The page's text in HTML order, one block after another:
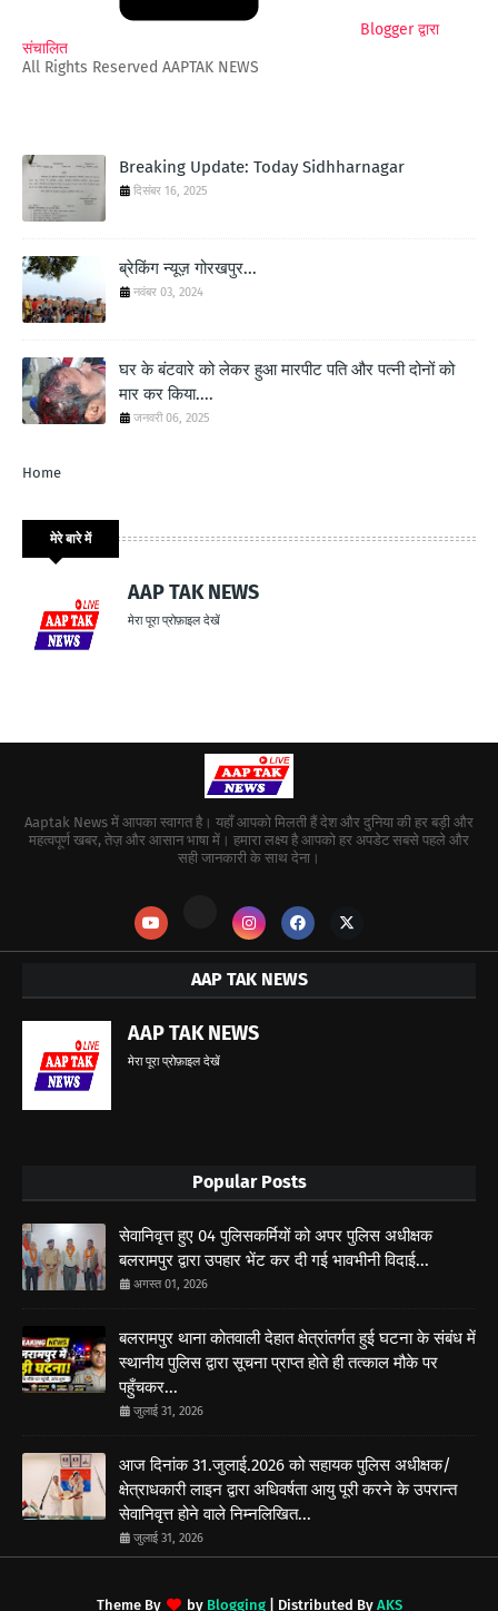
Blogger द्वारा
संचालित
All Rights Reserved AAPTAK NEWS
Breaking Update: Today Sidhharnagar
दिसंबर 16, 2025
ब्रेकिंग न्यूज़ गोरखपुर...
नवंबर 03, 2024
घर के बंटवारे को लेकर हुआ मारपीट पति और पत्नी दोनों को
मार कर किया....
जनवरी 06, 2025
Home
मेरे बारे में
AAP TAK NEWS
मेरा पूरा प्रोफ़ाइल देखें
Aaptak News में आपका स्वागत है। यहाँ आपको मिलती हैं देश और दुनिया की हर बड़ी और
महत्वपूर्ण खबर, तेज़ और आसान भाषा में। हमारा लक्ष्य है आपको हर अपडेट सबसे पहले और
सही जानकारी के साथ देना।
AAP TAK NEWS
AAP TAK NEWS
मेरा पूरा प्रोफ़ाइल देखें
Popular Posts
सेवानिवृत्त हुए 04 पुलिसकर्मियों को अपर पुलिस अधीक्षक
बलरामपुर द्वारा उपहार भेंट कर दी गई भावभीनी विदाई...
अगस्त 01, 2026
बलरामपुर थाना कोतवाली देहात क्षेत्रांतर्गत हुई घटना के संबंध में
स्थानीय पुलिस द्वारा सूचना प्राप्त होते ही तत्काल मौके पर
पहुँचकर...
जुलाई 31, 2026
आज दिनांक 31.जुलाई.2026 को सहायक पुलिस अधीक्षक/
क्षेत्राधकारी लाइन द्वारा अधिवर्षता आयु पूरी करने के उपरान्त
सेवानिवृत्त होने वाले निम्नलिखित...
जुलाई 31, 2026
Theme By by Blogging| Distributed By AKS